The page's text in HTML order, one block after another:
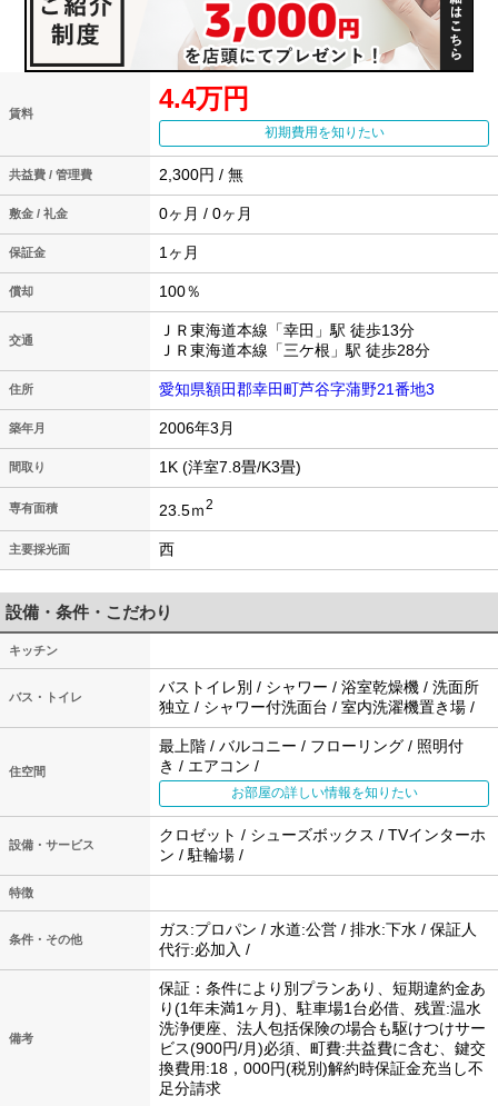
賃料 4.4万円
初期費用を知りたい
共益費 / 管理費 2,300円 / 無
敷金 / 礼金 0ヶ月 / 0ヶ月
保証金 1ヶ月
償却 100％
交通
ＪＲ東海道本線「幸田」駅 徒歩13分
ＪＲ東海道本線「三ケ根」駅 徒歩28分
住所 愛知県額田郡幸田町芦谷字蒲野21番地3
築年月 2006年3月
間取り 1K (洋室7.8畳/K3畳)
専有面積 23.5ｍ2
主要採光面 西
設備・条件・こだわり
キッチン
バス・トイレ
バストイレ別 / シャワー / 浴室乾燥機 / 洗面所
独立 / シャワー付洗面台 / 室内洗濯機置き場 /
住空間
最上階 / バルコニー / フローリング / 照明付
き / エアコン /
お部屋の詳しい情報を知りたい
設備・サービス
クロゼット / シューズボックス / TVインターホ
ン / 駐輪場 /
特徴
条件・その他
ガス:プロパン / 水道:公営 / 排水:下水 / 保証人
代行:必加入 /
備考
保証：条件により別プランあり、短期違約金あ
り(1年未満1ヶ月)、駐車場1台必借、残置:温水
洗浄便座、法人包括保険の場合も駆けつけサー
ビス(900円/月)必須、町費:共益費に含む、鍵交
換費用:18，000円(税別)解約時保証金充当し不
足分請求